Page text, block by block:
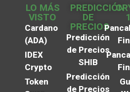
LO MÁS
VISTO
Cardano
(ADA)
IDEX
Crypto
Token
PREDICCIÓN
DE
PRECIOS
Predicción
de Precios
SHIB
Predicción
de Precios